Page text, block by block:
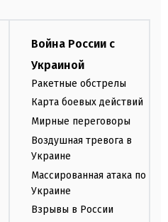
Война России с
Украиной
Ракетные обстрелы
Карта боевых действий
Мирные переговоры
Воздушная тревога в
Украине
Массированная атака по
Украине
Взрывы в России